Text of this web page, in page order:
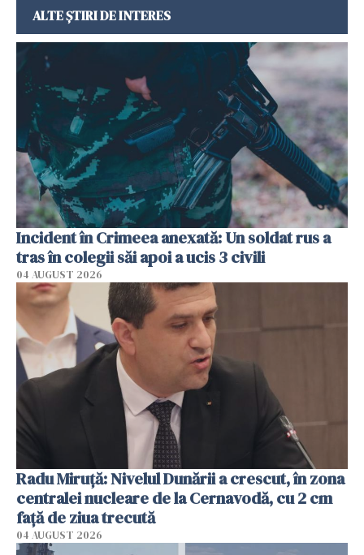
ALTE ȘTIRI DE INTERES
Incident în Crimeea anexată: Un soldat rus a
tras în colegii săi apoi a ucis 3 civili
04 AUGUST 2026
Radu Miruţă: Nivelul Dunării a crescut, în zona
centralei nucleare de la Cernavodă, cu 2 cm
faţă de ziua trecută
04 AUGUST 2026